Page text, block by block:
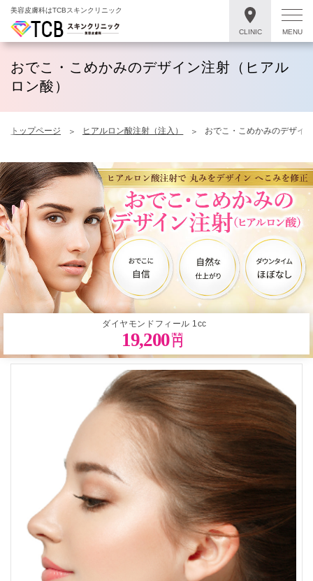
美容皮膚科はTCBスキンクリニック
おでこ・こめかみのデザイン注射（ヒアル
ロン酸）
トップページ ヒアルロン酸注射（注入） おでこ・こめかみのデザイ
ダイヤモンドフィール 1cc
19,200 円
CLINIC MENU